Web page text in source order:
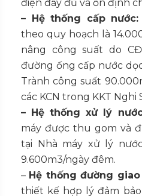
điện đầy đủ và ổn định
– Hệ thống cấp nước:
theo quy hoạch là
nâng công suất do
đường ống cấp nước
Trành công suất
các KCN trong KKT Nghi
– Hệ thống xử lý
máy được thu gom và
tại Nhà máy xử lý
9.600m3/ngày đêm.
– Hệ thống đường
thiết kế hợp lý đảm